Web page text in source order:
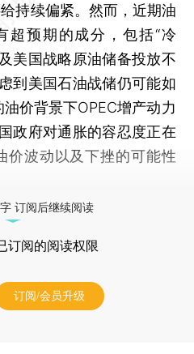
持续偏紧。然而，近期油
超预期的成分，包括“冷
美国战略原油储备投放不
到美国石油战储仍可能如
价背景下OPEC增产动力
政府对通胀的容忍度正在
价波动以及下挫的可能性
订阅后继续阅读
订阅的阅读权限
订阅/会员升级